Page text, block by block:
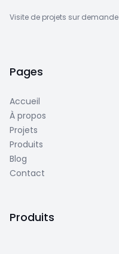
Visite de projets sur demande
Pages
Accueil
À propos
Projets
Produits
Blog
Contact
Produits